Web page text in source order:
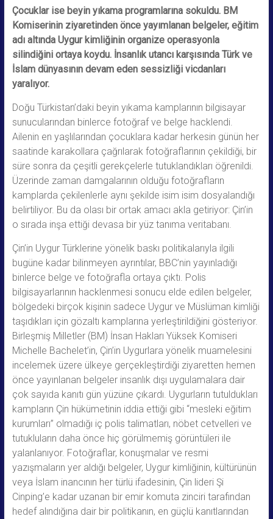
Çocuklar ise beyin yıkama programlarına sokuldu. BM
Komiserinin ziyaretinden önce yayımlanan belgeler, eğitim
adı altında Uygur kimliğinin organize operasyonla
silindiğini ortaya koydu. İnsanlık utancı karşısında Türk ve
İslam dünyasının devam eden sessizliği vicdanları
yaralıyor.
Doğu Türkistan’daki beyin yıkama kamplarının bilgisayar
sunucularından binlerce fotoğraf ve belge hacklendi.
Ailenin en yaşlılarından çocuklara kadar herkesin günün her
saatinde karakollara çağrılarak fotoğraflarının çekildiği, bir
süre sonra da çeşitli gerekçelerle tutuklandıkları öğrenildi.
Üzerinde zaman damgalarının olduğu fotoğrafların
kamplarda çekilenlerle aynı şekilde isim isim dosyalandığı
belirtiliyor. Bu da olası bir ortak amacı akla getiriyor: Çin’in
o sırada inşa ettiği devasa bir yüz tanıma veritabanı.
Çin’in Uygur Türklerine yönelik baskı politikalarıyla ilgili
bugüne kadar bilinmeyen ayrıntılar, BBC’nin yayınladığı
binlerce belge ve fotoğrafla ortaya çıktı. Polis
bilgisayarlarının hacklenmesi sonucu elde edilen belgeler,
bölgedeki birçok kişinin sadece Uygur ve Müslüman kimliği
taşıdıkları için gözaltı kamplarına yerleştirildiğini gösteriyor.
Birleşmiş Milletler (BM) İnsan Hakları Yüksek Komiseri
Michelle Bachelet’in, Çin’in Uygurlara yönelik muamelesini
incelemek üzere ülkeye gerçekleştirdiği ziyaretten hemen
önce yayınlanan belgeler insanlık dışı uygulamalara dair
çok sayıda kanıtı gün yüzüne çıkardı. Uygurların tutuldukları
kampların Çin hükümetinin iddia ettiği gibi “mesleki eğitim
kurumları” olmadığı iç polis talimatları, nöbet cetvelleri ve
tutukluların daha önce hiç görülmemiş görüntüleri ile
yalanlanıyor. Fotoğraflar, konuşmalar ve resmi
yazışmaların yer aldığı belgeler, Uygur kimliğinin, kültürünün
veya İslam inancının her türlü ifadesinin, Çin lideri Şi
Cinping’e kadar uzanan bir emir komuta zinciri tarafından
hedef alındığına dair bir politikanın, en güçlü kanıtlarından